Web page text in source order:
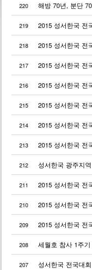
220 해방 70년, 분단
219 2015 성서한국 전
218 2015 성서한국 전
217 2015 성서한국 전
216 2015 성서한국 전
215 2015 성서한국 전
214 2015 성서한국 전
213 2015 성서한국 전
212 성서한국 광주지
211 2015 성서한국 전
210 2015 성서한국 전
209 2015 성서한국 전
208 세월호 참사 1주
207 성서한국 전국대